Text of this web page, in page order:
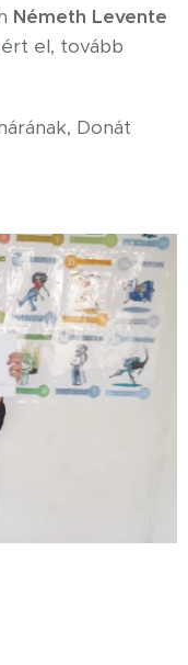
Németh Levente
ért el, tovább
Donát